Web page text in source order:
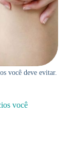
você deve evitar.
você